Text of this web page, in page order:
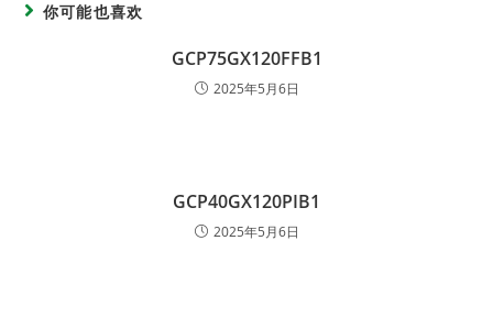
你可能也喜欢
GCP75GX120FFB1
2025年5月6日
GCP40GX120PIB1
2025年5月6日